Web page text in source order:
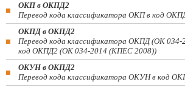
ОКП в ОКПД2
Перевод кода классификатора ОКП в код
ОКПД в ОКПД2
Перевод кода классификатора ОКПД (ОК
код ОКПД2 (ОК 034-2014 (КПЕС 2008))
ОКУН в ОКПД2
Перевод кода классификатора ОКУН в код